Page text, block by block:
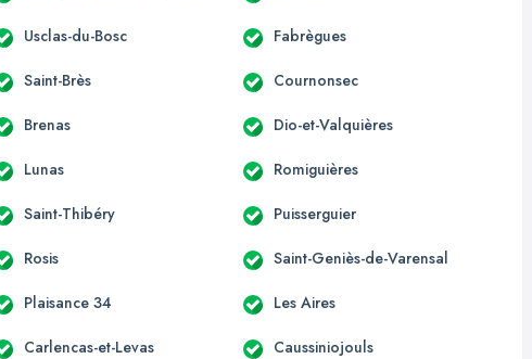
Usclas-du-Bosc Fabrègues
Saint-Brès Cournonsec
Brenas Dio-et-Valquières
Lunas Romiguières
Saint-Thibéry Puisserguier
Rosis Saint-Geniès-de-Varensal
Plaisance 34 Les Aires
Carlencas-et-Levas Caussiniojouls